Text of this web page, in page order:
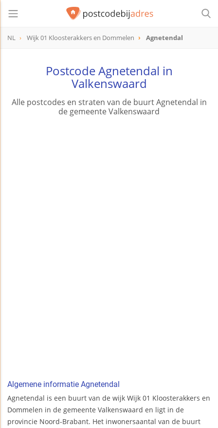
NL Wijk 01 Kloosterakkers en Dommelen Agnetendal
Postcode Agnetendal in
Valkenswaard
Alle postcodes en straten van de buurt Agnetendal in
de gemeente Valkenswaard
Algemene informatie Agnetendal
Agnetendal is een buurt van de wijk Wijk 01 Kloosterakkers en
Dommelen in de gemeente Valkenswaard en ligt in de
provincie Noord-Brabant. Het inwonersaantal van de buurt